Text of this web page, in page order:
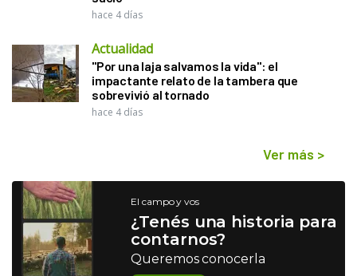
hace 4 días
Actualidad
"Por una laja salvamos la vida": el
impactante relato de la tambera que
sobrevivió al tornado
hace 4 días
Ver más >
El campo y vos
¿Tenés una historia para
contarnos?
Queremos conocerla